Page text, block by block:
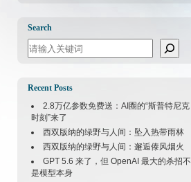
Search
Search
Recent Posts
2.8万亿参数免费送：AI圈的“斯普特尼克
时刻”来了
西双版纳的绿野与人间：坠入热带雨林
西双版纳的绿野与人间：邂逅傣风烟火
GPT 5.6 来了，但 OpenAI 最大的杀招不
是模型本身